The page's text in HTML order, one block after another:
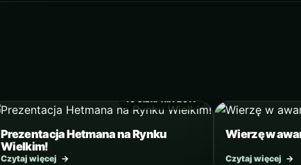
10 SIERPNIA 2017
Prezentacja Hetmana na Rynku
Wielkim!
Czytaj więcej →
Wierzę w
Czytaj więcej →